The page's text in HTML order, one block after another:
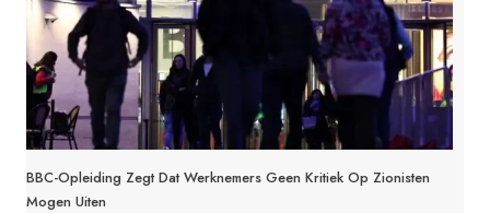
BBC-Opleiding Zegt Dat Werknemers Geen Kritiek Op Zionisten
Mogen Uiten